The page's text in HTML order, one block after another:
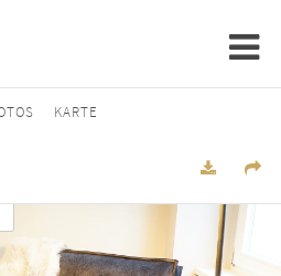
KARTE